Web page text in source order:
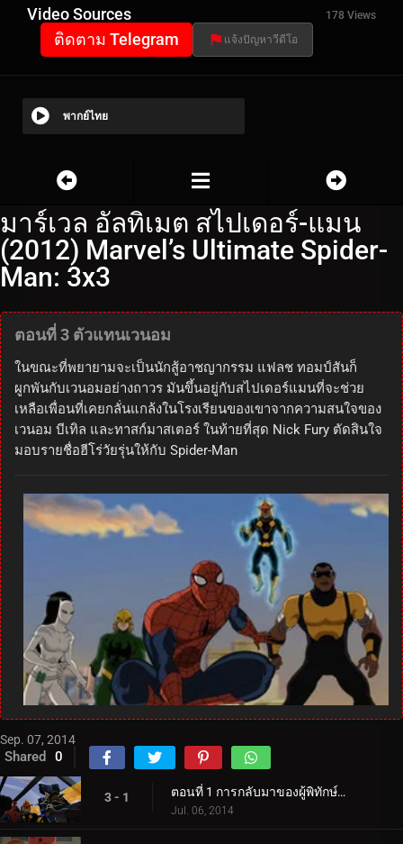
Video Sources 178 Views
ติดตาม Telegram แจ้งปัญหาวีดีโอ
พากย์ไทย
มาร์เวล อัลทิเมต สไปเดอร์-แมน
(2012) Marvel’s Ultimate Spider-
Man: 3x3
ตอนที่ 3 ตัวแทนเวนอม
ในขณะที่พยายามจะเป็นนักสู้อาชญากรรม แฟลช ทอมป์สันก็
ผูกพันกับเวนอมอย่างถาวร มันขึ้นอยู่กับสไปเดอร์แมนที่จะช่วย
เหลือเพื่อนที่เคยกลั่นแกล้งในโรงเรียนของเขาจากความสนใจของ
เวนอม บีเทิล และทาสก์มาสเตอร์ ในท้ายที่สุด Nick Fury ตัดสินใจ
มอบรายชื่อฮีโร่วัยรุ่นให้กับ Spider-Man
Sep. 07, 2014
Shared 0
3 - 1 ตอนที่ 1 การกลับมาของผู้พิทักษ์แห่งกาแล็กซี่
Jul. 06, 2014